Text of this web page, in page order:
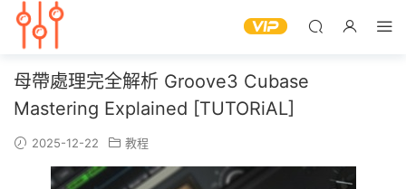
母帶處理完全解析 Groove3 Cubase
Mastering Explained [TUTORiAL]
2025-12-22 教程